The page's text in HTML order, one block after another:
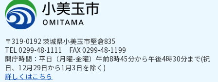
〒319-0192 茨城県小美玉市堅倉835
TEL 0299-48-1111 FAX 0299-48-1199
開庁時間：平日（月曜-金曜）午前8時45分から午後4時30分まで(祝
日、12月29日から1月3日を除く)
詳しくはこちら